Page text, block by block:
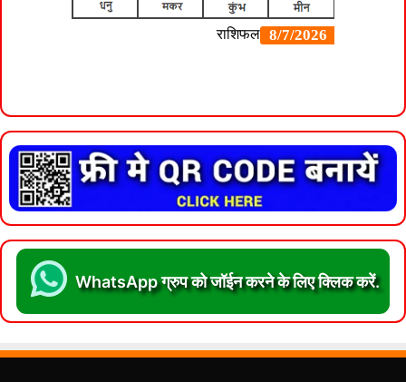
WhatsApp ग्रुप को जॉईन करने के लिए क्लिक करें.